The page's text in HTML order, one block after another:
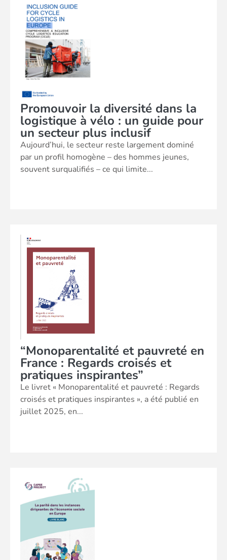
Promouvoir la diversité dans la
logistique à vélo : un guide pour
un secteur plus inclusif
Aujourd’hui, le secteur reste largement dominé
par un profil homogène – des hommes jeunes,
souvent surqualifiés – ce qui limite...
“Monoparentalité et pauvreté en
France : Regards croisés et
pratiques inspirantes”
Le livret « Monoparentalité et pauvreté : Regards
croisés et pratiques inspirantes », a été publié en
juillet 2025, en...